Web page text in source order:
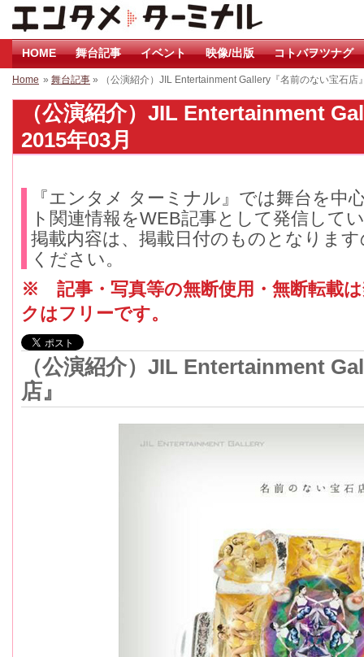
HOME 舞台記事 イベント 映像/出版 コトバヲツナグ
Home » 舞台記事 » （公演紹介）JIL Entertainment Gallery『名前のない宝石店
（公演紹介）JIL Entertainment
2015年03月
『エンタメ ターミナル』では舞台を中
ト関連情報をWEB記事として発信して
掲載内容は、掲載日付のものとなりま
ください。
※ 記事・写真等の無断使用・無断転載
クはフリーです。
（公演紹介）JIL Entertainment
店』